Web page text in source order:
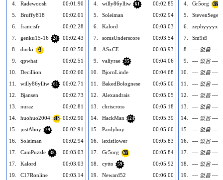
4.
Radewoosh
00:01.90
5.
Bruffy818
00:02.01
6.
francisfr
00:02.28
7.
genku15-16 24
00:02.43
8.
ducki 4
00:02.50
9.
qpwhat
00:02.51
10.
Decillion
00:02.60
11.
willy86ylliw 61
00:02.71
12.
Bjansen
00:02.73
13.
nuraz
00:02.81
14.
huohuo2004 46
00:02.90
15.
justAboy 29
00:02.91
16.
Soleiman
00:02.94
17.
CamPuzzle 38
00:03.03
17.
Kalord
00:03.03
19.
C17Ronline
00:03.14
4.
willy86ylliw 61
00:02.85
5.
Soleiman
00:02.94
6.
Kalord
00:03.03
7.
somsUnderscore
00:03.54
8.
ASxCE
00:03.93
9.
valiyrae 35
00:04.06
10.
BjornLinde
00:04.68
11.
BakedBolognese
00:05.00
12.
Alexandrais
00:05.05
13.
chriscross
00:05.18
14.
HackMan 124
00:05.39
15.
Pardyboy
00:05.60
16.
lexisflower
00:05.83
17.
Gr5org 62
00:05.84
18.
cytto 59
00:05.92
19.
Neward52
00:06.00
4. Gr5org 62
5.
6.
zephyyyyxh
7.
Sm9s9
8.
--- 없음 ---
9.
--- 없음 ---
10.
--- 없음 ---
11.
--- 없음 ---
12.
--- 없음 ---
13.
--- 없음 ---
14.
--- 없음 ---
15.
--- 없음 ---
16.
--- 없음 ---
17.
--- 없음 ---
18.
--- 없음 ---
19.
--- 없음 ---